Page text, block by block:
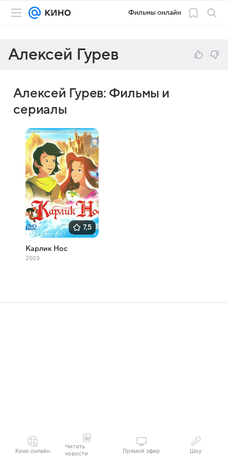
Фильмы онлайн
Алексей Гурев
Алексей Гурев: Фильмы и
сериалы
7,5
Карлик Нос
2003
Кино онлайн
Читать
новости
Прямой эфир Шоу